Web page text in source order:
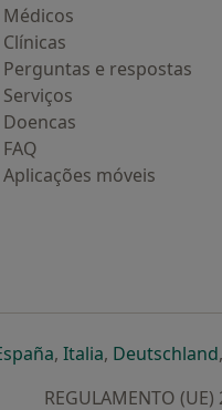
Médicos
Clínicas
Perguntas e respostas
Serviços
Doencas
FAQ
Aplicações móveis
separador
num novo separador
abre num novo
, Italiaabre num
, Deutschland,
REGULAMENTO